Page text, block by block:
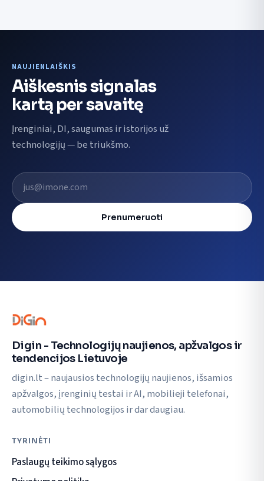
NAUJIENLAIŠKIS
Aiškesnis signalas
kartą per savaitę
Įrenginiai, DI, saugumas ir istorijos už
technologijų — be triukšmo.
El. pašto adresas
Prenumeruoti
Digin - Technologijų naujienos, apžvalgos ir
tendencijos Lietuvoje
digin.lt – naujausios technologijų naujienos, išsamios
apžvalgos, įrenginių testai ir AI, mobilieji telefonai,
automobilių technologijos ir dar daugiau.
TYRINĖTI
Paslaugų teikimo sąlygos